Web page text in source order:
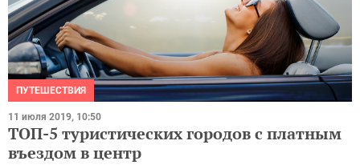
ПУТЕШЕСТВИЯ
11 июля 2019, 10:50
ТОП-5 туристических городов с платным
въездом в центр